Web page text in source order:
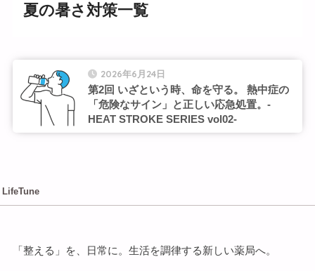
夏の暑さ対策一覧
2026年6月24日
第2回 いざという時、命を守る。 熱中症の
「危険なサイン」と正しい応急処置。-
HEAT STROKE SERIES vol02-
LifeTune
「整える」を、⽇常に。⽣活を調律する新しい薬局へ。